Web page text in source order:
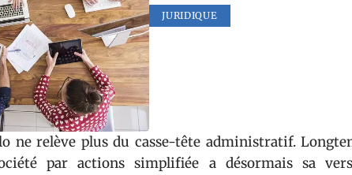
JURIDIQUE
ne relève plus du casse-tête administratif.
par actions simplifiée a désormais sa